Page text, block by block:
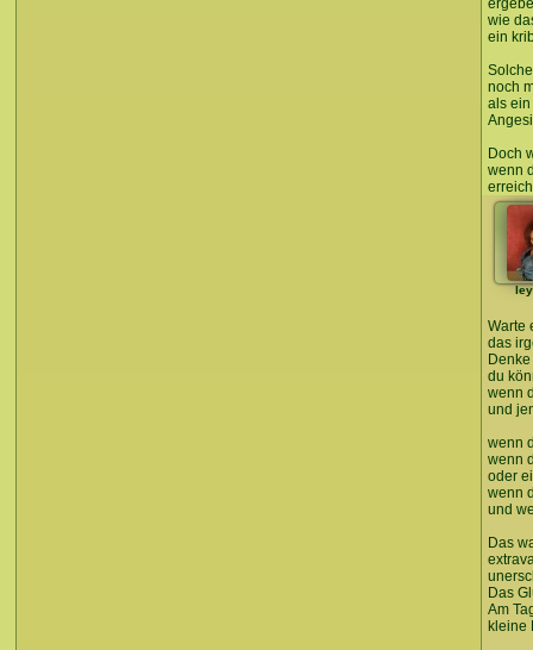
wie
ein
noch
als ein
Doch
wenn
Warte
das
du
wenn
und
wenn
wenn
oder
wenn
und
Das
Das
Am
kleine